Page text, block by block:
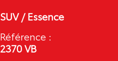
SUV / Essence
Référence :
2370 VB